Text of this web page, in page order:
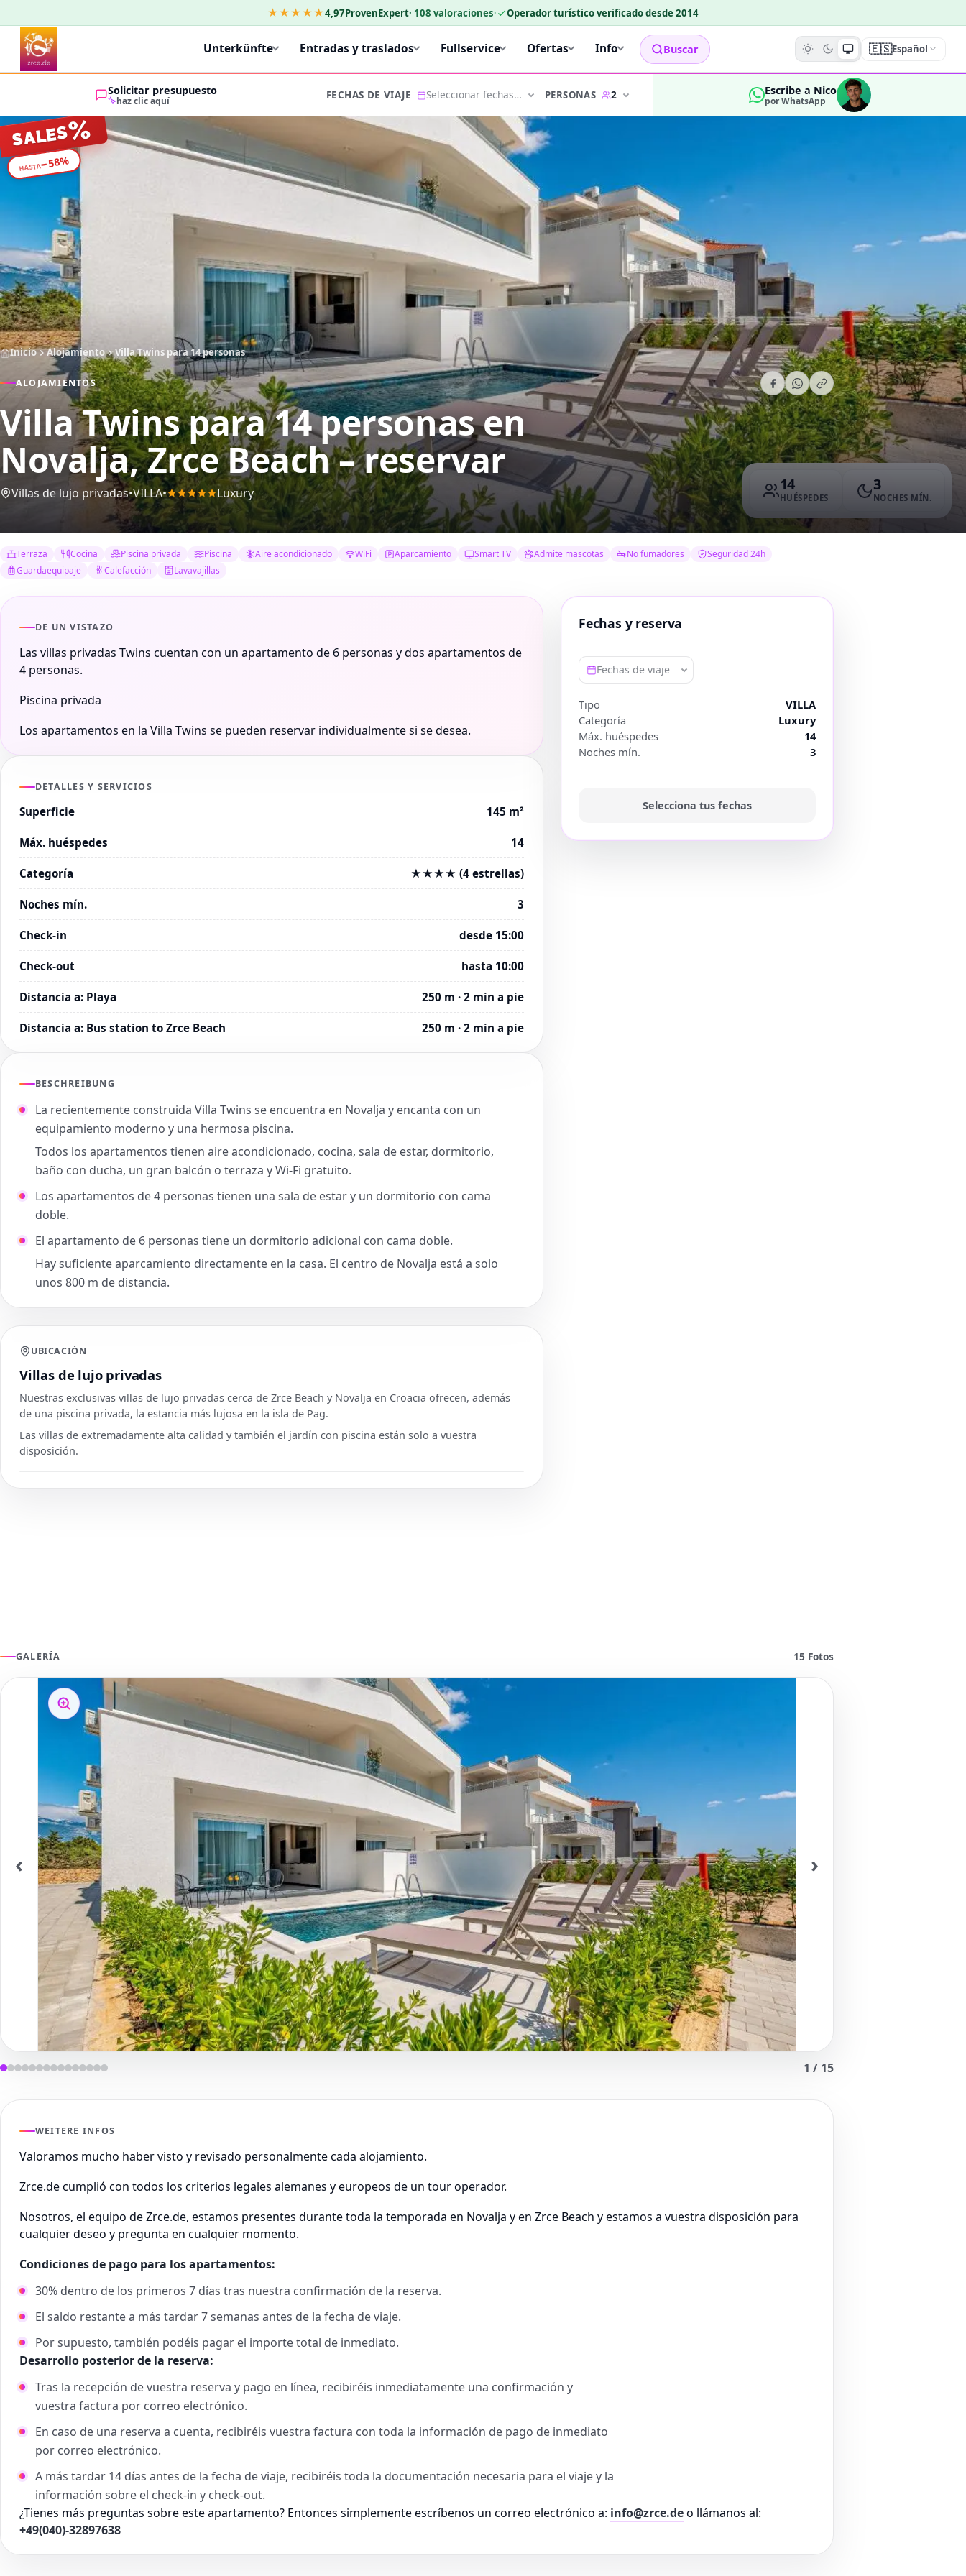
★★★★★4,97ProvenExpert· 108 valoraciones· Operador turístico verificado desde 2014
Unterkünfte Entradas y traslados Fullservice Ofertas Info Buscar 🇪🇸Español
Solicitar presupuesto
haz clic aquí FECHAS DE VIAJE Seleccionar fechas… PERSONAS 2 Escribe a Nico
por WhatsApp
SALES%
HASTA−58%
14
HUÉSPEDES
3
NOCHES MÍN.
Inicio Alojamiento Villa Twins para 14 personas
ALOJAMIENTOS
Villa Twins para 14 personasen
Novalja, Zrce Beach – reservar
Villas de lujo privadas•VILLA• Luxury
Terraza Cocina Piscina privada Piscina Aire acondicionado WiFi Aparcamiento Smart TV Admite mascotas No fumadores
Seguridad 24h
Guardaequipaje
Calefacción Lavavajillas
DE UN VISTAZO
Las villas privadas Twins cuentan con un apartamento de 6 personas y dos apartamentos de
4 personas.
Piscina privada
Los apartamentos en la Villa Twins se pueden reservar individualmente si se desea.
DETALLES Y SERVICIOS
Superficie 145 m²
Máx. huéspedes 14
Categoría ★★★★ (4 estrellas)
Noches mín. 3
Check-in desde 15:00
Check-out hasta 10:00
Distancia a: Playa 250 m · 2 min a pie
Distancia a: Bus station to Zrce Beach 250 m · 2 min a pie
BESCHREIBUNG
La recientemente construida Villa Twins se encuentra en Novalja y encanta con un
equipamiento moderno y una hermosa piscina.
Todos los apartamentos tienen aire acondicionado, cocina, sala de estar, dormitorio,
baño con ducha, un gran balcón o terraza y Wi-Fi gratuito.
Los apartamentos de 4 personas tienen una sala de estar y un dormitorio con cama
doble.
El apartamento de 6 personas tiene un dormitorio adicional con cama doble.
Hay suficiente aparcamiento directamente en la casa. El centro de Novalja está a solo
unos 800 m de distancia.
Fechas y reserva
Fechas de viaje
Tipo
VILLA
Categoría
Luxury
Máx. huéspedes
14
Noches mín.
3
Selecciona tus fechas
UBICACIÓN
Villas de lujo privadas
Nuestras exclusivas villas de lujo privadas cerca de Zrce Beach y Novalja en Croacia ofrecen, además
de una piscina privada, la estancia más lujosa en la isla de Pag.
Las villas de extremadamente alta calidad y también el jardín con piscina están solo a vuestra
disposición.
GALERÍA 15 Fotos
‹ ›
1 / 15
WEITERE INFOS
Valoramos mucho haber visto y revisado personalmente cada alojamiento.
Zrce.de cumplió con todos los criterios legales alemanes y europeos de un tour operador.
Nosotros, el equipo de Zrce.de, estamos presentes durante toda la temporada en Novalja y en Zrce Beach y estamos a vuestra disposición para
cualquier deseo y pregunta en cualquier momento.
Condiciones de pago para los apartamentos:
30% dentro de los primeros 7 días tras nuestra confirmación de la reserva.
El saldo restante a más tardar 7 semanas antes de la fecha de viaje.
Por supuesto, también podéis pagar el importe total de inmediato.
Desarrollo posterior de la reserva:
Tras la recepción de vuestra reserva y pago en línea, recibiréis inmediatamente una confirmación y
vuestra factura por correo electrónico.
En caso de una reserva a cuenta, recibiréis vuestra factura con toda la información de pago de inmediato
por correo electrónico.
A más tardar 14 días antes de la fecha de viaje, recibiréis toda la documentación necesaria para el viaje y la
información sobre el check-in y check-out.
¿Tienes más preguntas sobre este apartamento? Entonces simplemente escríbenos un correo electrónico a: info@zrce.deo llámanos al:
+49(040)-32897638